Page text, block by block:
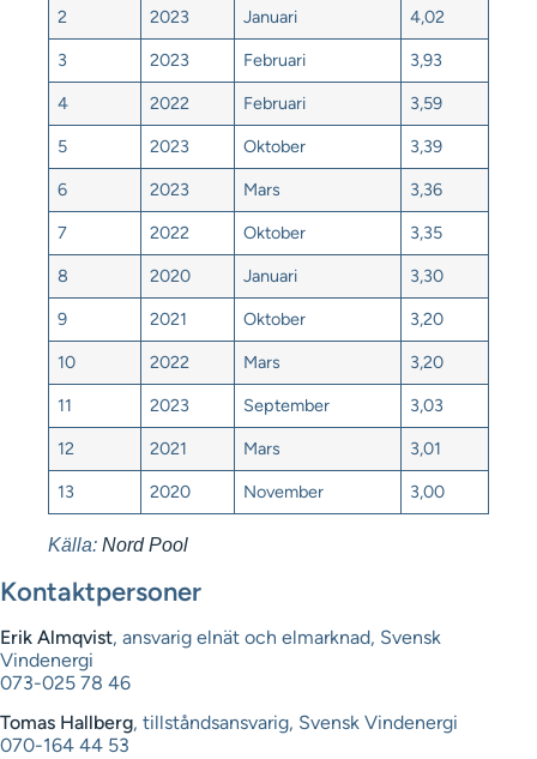
2
2023 Januari
4,02
3
2023 Februari
3,93
4
2022 Februari
3,59
5
2023 Oktober
3,39
6
2023 Mars
3,36
7
2022 Oktober
3,35
8
2020 Januari
3,30
9
2021 Oktober
3,20
10
2022 Mars
3,20
11
2023 September
3,03
12
2021 Mars
3,01
13
2020 November 3,00
Källa: Nord Pool
Kontaktpersoner
Erik Almqvist, ansvarig elnät och elmarknad, Svensk
Vindenergi
073-025 78 46
Tomas Hallberg, tillståndsansvarig, Svensk Vindenergi
070-164 44 53